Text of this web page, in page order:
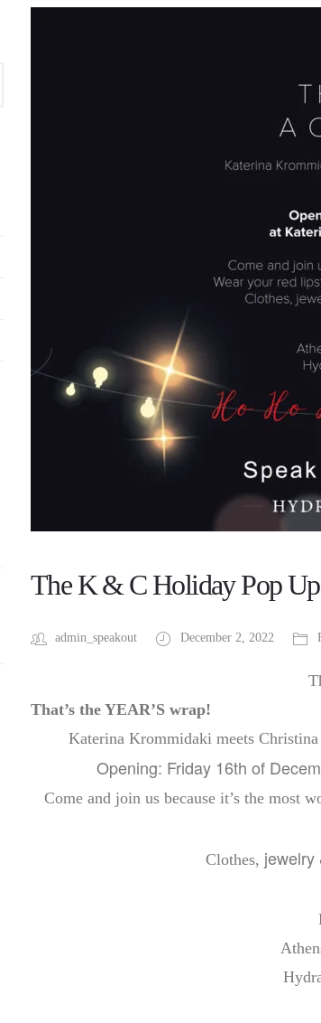
The K & C Holiday Pop
admin_speakout December 2, 2022
T
That’s the YEAR’S wrap!
Katerina Krommidaki meets
Opening: Friday 16th of
Come and join us because it’s the most
Clothes, jewelry